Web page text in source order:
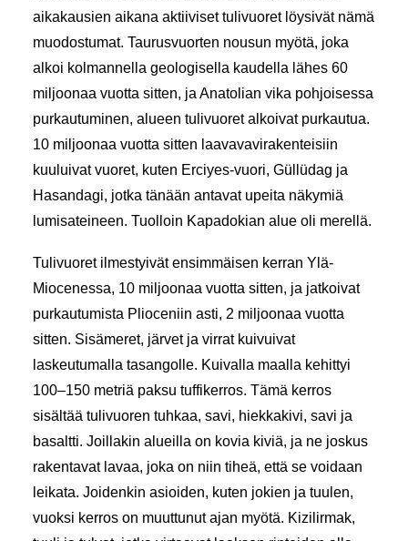
aikakausien aikana aktiiviset tulivuoret löysivät nämä
muodostumat. Taurusvuorten nousun myötä, joka
alkoi kolmannella geologisella kaudella lähes 60
miljoonaa vuotta sitten, ja Anatolian vika pohjoisessa
purkautuminen, alueen tulivuoret alkoivat purkautua.
10 miljoonaa vuotta sitten laavavavirakenteisiin
kuuluivat vuoret, kuten Erciyes-vuori, Güllüdag ja
Hasandagi, jotka tänään antavat upeita näkymiä
lumisateineen. Tuolloin Kapadokian alue oli merellä.
Tulivuoret ilmestyivät ensimmäisen kerran Ylä-
Miocenessa, 10 miljoonaa vuotta sitten, ja jatkoivat
purkautumista Plioceniin asti, 2 miljoonaa vuotta
sitten. Sisämeret, järvet ja virrat kuivuivat
laskeutumalla tasangolle. Kuivalla maalla kehittyi
100–150 metriä paksu tuffikerros. Tämä kerros
sisältää tulivuoren tuhkaa, savi, hiekkakivi, savi ja
basaltti. Joillakin alueilla on kovia kiviä, ja ne joskus
rakentavat lavaa, joka on niin tiheä, että se voidaan
leikata. Joidenkin asioiden, kuten jokien ja tuulen,
vuoksi kerros on muuttunut ajan myötä. Kizilirmak,